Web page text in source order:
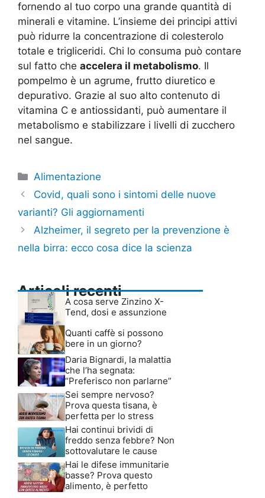
fornendo al tuo corpo una grande quantità di
minerali e vitamine. L’insieme dei principi attivi
può ridurre la concentrazione di colesterolo
totale e trigliceridi. Chi lo consuma può contare
sul fatto che accelera il metabolismo. Il
pompelmo è un agrume, frutto diuretico e
depurativo. Grazie al suo alto contenuto di
vitamina C e antiossidanti, può aumentare il
metabolismo e stabilizzare i livelli di zucchero
nel sangue.
Categorie
Alimentazione
Covid, quali sono i sintomi delle nuove
varianti? Gli aggiornamenti
Alzheimer, il segreto per la prevenzione è
nella birra: ecco cosa dice la scienza
Articoli recenti
A cosa serve Zinzino X-
Tend, dosi e assunzione
Quanti caffè si possono
bere in un giorno?
Daria Bignardi, la malattia
che l’ha segnata:
“Preferisco non parlarne”
Sei sempre nervoso?
Prova questa tisana, è
perfetta per lo stress
Hai continui brividi di
freddo senza febbre? Non
sottovalutare le cause
Hai le difese immunitarie
basse? Prova questo
alimento, è perfetto